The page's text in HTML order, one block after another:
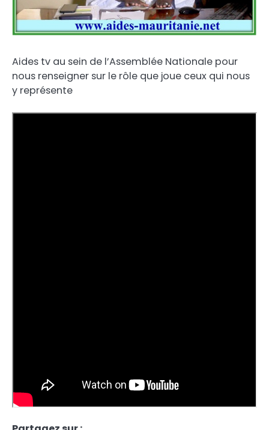
Aides tv au sein de l’Assemblée Nationale pour
nous renseigner sur le rôle que joue ceux qui nous
y représente